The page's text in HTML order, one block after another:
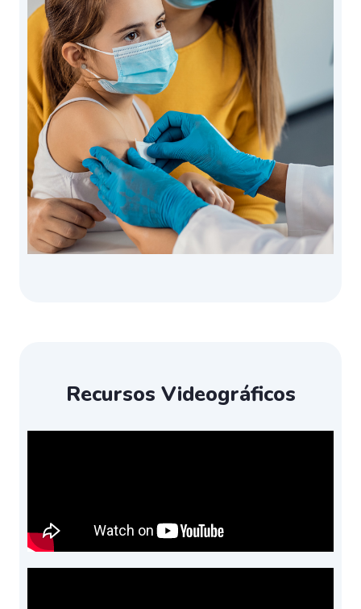
Recursos Videográficos